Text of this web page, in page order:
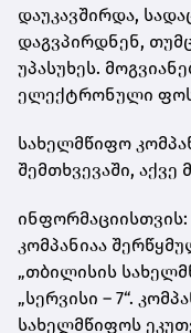
დაუკავშირდა,
დაგვპირდნენ,
უპასუხეს.
ელექტრონული
სახელმწიფო
შემთხვევაში, აქვე
ინფორმაციისთვის:
კომპანიაა
„თბილისის
„სერვისი – 7“.
სახელმწიფოს